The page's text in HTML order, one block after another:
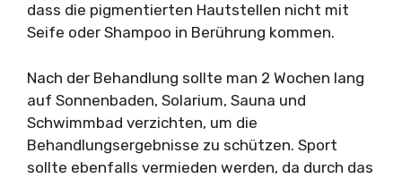
dass die pigmentierten Hautstellen nicht mit
Seife oder Shampoo in Berührung kommen.
Nach der Behandlung sollte man 2 Wochen lang
auf Sonnenbaden, Solarium, Sauna und
Schwimmbad verzichten, um die
Behandlungsergebnisse zu schützen. Sport
sollte ebenfalls vermieden werden, da durch das